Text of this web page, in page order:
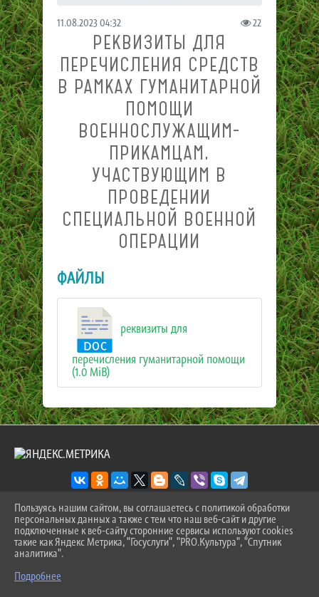
11.08.2023 04:32 22
РЕКВИЗИТЫ ДЛЯ
ПЕРЕЧИСЛЕНИЯ СРЕДСТВ
В РАМКАХ ГУМАНИТАРНОЙ
ПОМОЩИ
ВОЕННОСЛУЖАЩИМ-
ПРИКАМЦАМ,
УЧАСТВУЮЩИМ В
ПРОВЕДЕНИИ
СПЕЦИАЛЬНОЙ ВОЕННОЙ
ОПЕРАЦИИ
ФАЙЛЫ
реквизиты для
перечисления гуманитарной помощи
(1.0 MiB)
2026 Г. SPORT-ZEVS.RU
ВХОД
КАРТА САЙТА
Пользуясь нашим сайтом, вы соглашаетесь с политикой обработки
персональных данных а также с тем что наш веб-сайт и другие
подключенные к веб-сайту сторонние сервисы используют cookies
такие как Яндекс Метрика, "Госуслуги", "PRO.Культура", "Спутник
аналитика".
Подробнее